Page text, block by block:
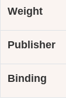
Weight
Publisher
Binding